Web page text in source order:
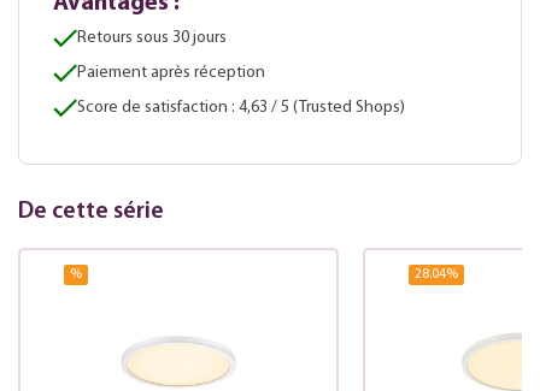
Retours sous 30 jours
Paiement après réception
Score de satisfaction : 4,63 / 5 (Trusted Shops)
De cette série
% 28.04%